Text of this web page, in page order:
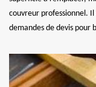
couvreur professionnel.
demandes de devis pour